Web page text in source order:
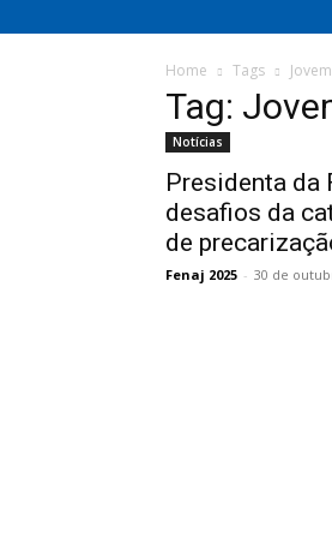
Home Tags
Tag:
Notícias
Presidenta da
desafios da
de
Fenaj 2025 - 30 de